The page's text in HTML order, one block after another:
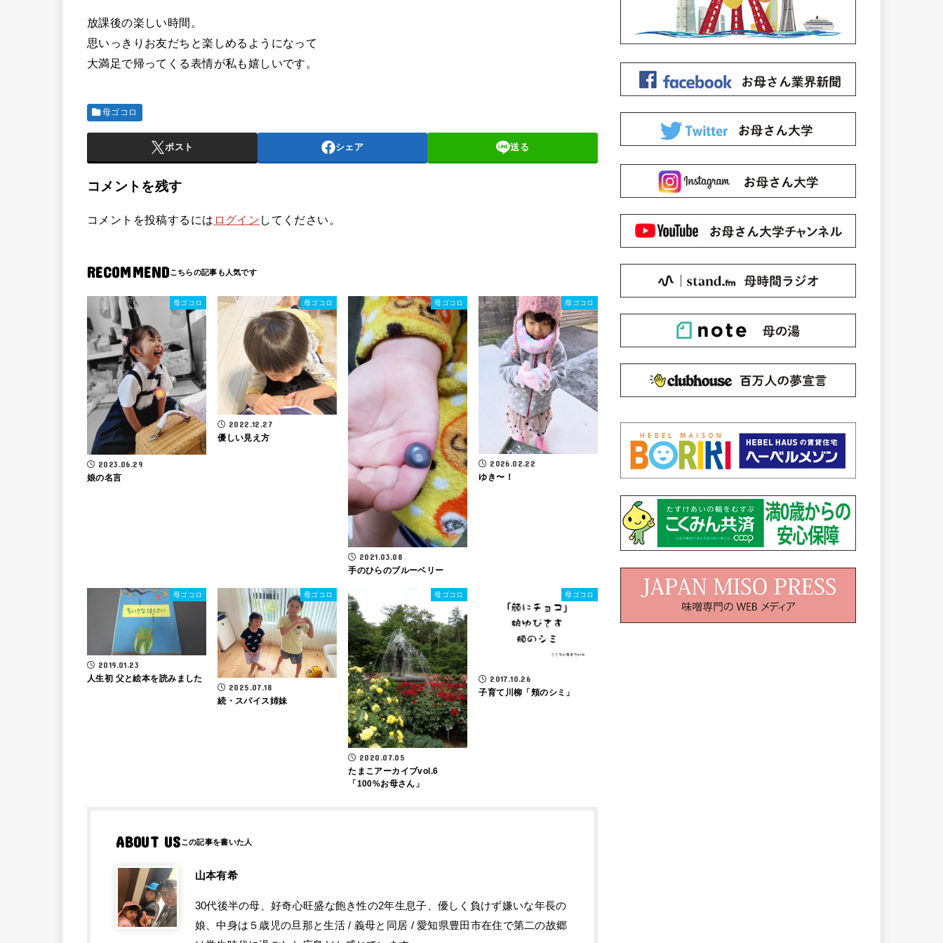
放課後の楽しい時間。
思いっきりお友だちと楽しめるようになって
大満足で帰ってくる表情が私も嬉しいです。
母ゴコロ
ポスト シェア 送る
コメントを残す
コメントを投稿するには ログイン してください。
RECOMMEND
母ゴコロ
2023.06.29
娘の名言
母ゴコロ
2022.12.27
優しい見え方
母ゴコロ
2021.03.08
手のひらのブルーベリー
母ゴコロ
2026.02.22
ゆき〜！
母ゴコロ
2019.01.23
人生初 父と絵本を読みました
母ゴコロ
2025.07.18
続・スパイス姉妹
母ゴコロ
2020.07.05
たまこアーカイブvol.6
「100%お母さん」
母ゴコロ
2017.10.26
子育て川柳「頬のシミ」
ABOUT US
山本有希
30代後半の母、好奇心旺盛な飽き性の2年生息子、優しく負けず嫌いな年長の
娘、中身は５歳児の旦那と生活 / 義母と同居 / 愛知県豊田市在住で第二の故郷